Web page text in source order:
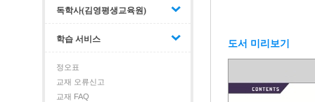
독학사(김영평생교육원)
학습 서비스
정오표
교재 오류신고
교재 FAQ
도서 미리보기